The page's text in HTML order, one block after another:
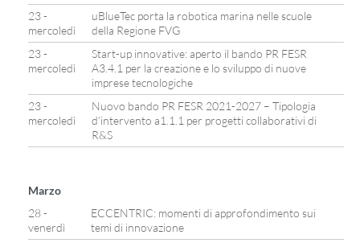
23 -
mercoledì
uBlueTec porta la robotica marina nelle scuole
della Regione FVG
23 -
mercoledì
Start-up innovative: aperto il bando PR FESR
A3.4.1 per la creazione e lo sviluppo di nuove
imprese tecnologiche
23 -
mercoledì
Nuovo bando PR FESR 2021-2027 – Tipologia
d’intervento a1.1.1 per progetti collaborativi di
R&S
Marzo
28 -
venerdì
ECCENTRIC: momenti di approfondimento sui
temi di innovazione